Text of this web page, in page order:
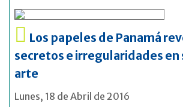
Los papeles de Panamá
secretos e irregularidades en
arte
Lunes, 18 de Abril de 2016